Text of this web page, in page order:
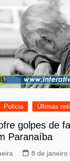
Polícia Últimas
golpes de
Paranaíba
8 de janeiro